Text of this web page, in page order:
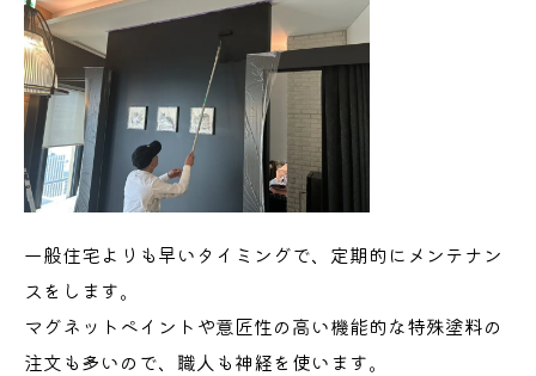
一般住宅よりも早いタイミングで、定期的にメンテナン
スをします。
マグネットペイントや意匠性の高い機能的な特殊塗料の
注文も多いので、職人も神経を使います。